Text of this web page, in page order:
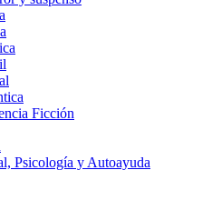
Ficción
Psicología y Autoayuda